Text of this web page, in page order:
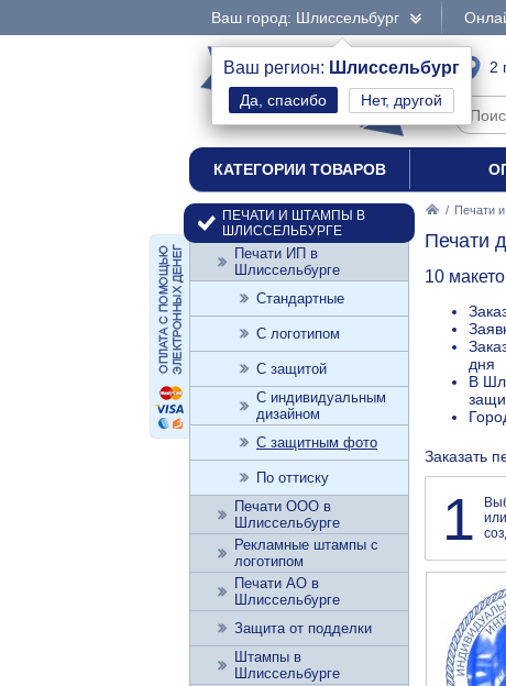
Ваш город: Шлиссельбург
Ваш регион: Шлиссельбург
Нет, другой
интернет-магазин 2
КАТЕГОРИИ ТОВАРОВ
/ Печати
Печати
10
дня
В
Заказать
1
ПЕЧАТИ И ШТАМПЫ В
ШЛИССЕЛЬБУРГЕ
Печати ИП в
Шлиссельбурге
Стандартные
С логотипом
С защитой
С индивидуальным
дизайном
С защитным фото
По оттиску
Печати ООО в
Шлиссельбурге
Рекламные штампы с
логотипом
Печати АО в
Шлиссельбурге
Защита от подделки
Штампы в
Шлиссельбурге